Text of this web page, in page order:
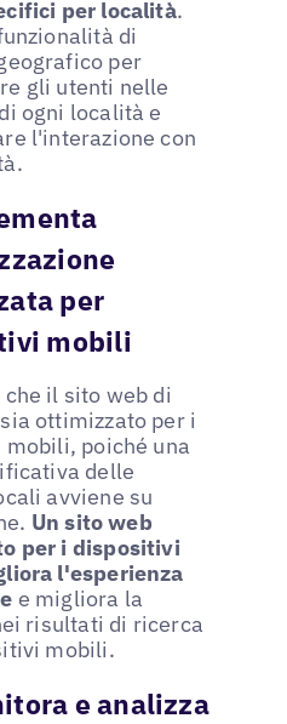
per località.
di
per
gli utenti nelle
ogni località e
l'interazione con
per
mobili
il sito web di
ottimizzato per i
poiché una
delle
avviene su
Un sito web
per i dispositivi
l'esperienza
e migliora la
risultati di ricerca
mobili.
e analizza